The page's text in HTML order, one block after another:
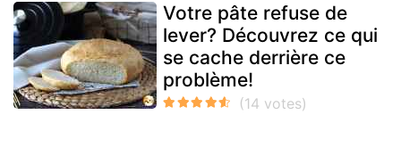
Votre pâte refuse de
lever? Découvrez ce qui
se cache derrière ce
problème!